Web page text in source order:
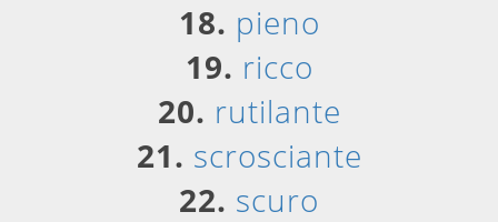
18. pieno
19. ricco
20. rutilante
21. scrosciante
22. scuro